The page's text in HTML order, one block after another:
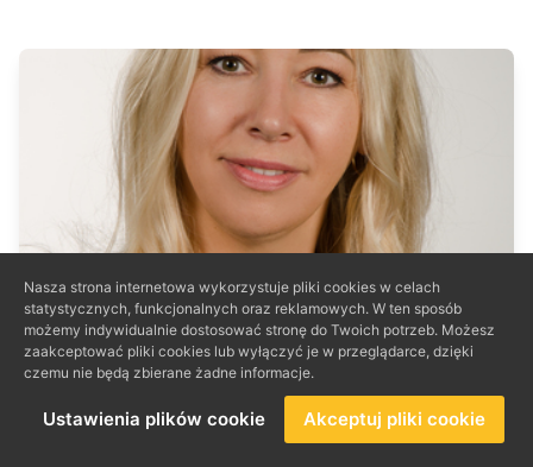
KAROLINA SIWEK
Nasza strona internetowa wykorzystuje pliki cookies w celach
statystycznych, funkcjonalnych oraz reklamowych. W ten sposób
możemy indywidualnie dostosować stronę do Twoich potrzeb. Możesz
zaakceptować pliki cookies lub wyłączyć je w przeglądarce, dzięki
czemu nie będą zbierane żadne informacje.
Ustawienia plików cookie Akceptuj pliki cookie